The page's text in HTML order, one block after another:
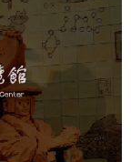
展厅设计
企业展厅设计
品展厅设计